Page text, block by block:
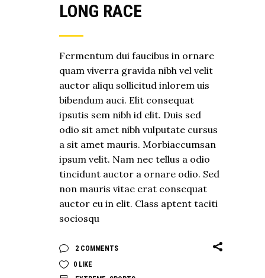
LONG RACE
Fermentum dui faucibus in ornare
quam viverra gravida nibh vel velit
auctor aliqu sollicitud inlorem uis
bibendum auci. Elit consequat
ipsutis sem nibh id elit. Duis sed
odio sit amet nibh vulputate cursus
a sit amet mauris. Morbiaccumsan
ipsum velit. Nam nec tellus a odio
tincidunt auctor a ornare odio. Sed
non mauris vitae erat consequat
auctor eu in elit. Class aptent taciti
sociosqu
2 COMMENTS
0 LIKE